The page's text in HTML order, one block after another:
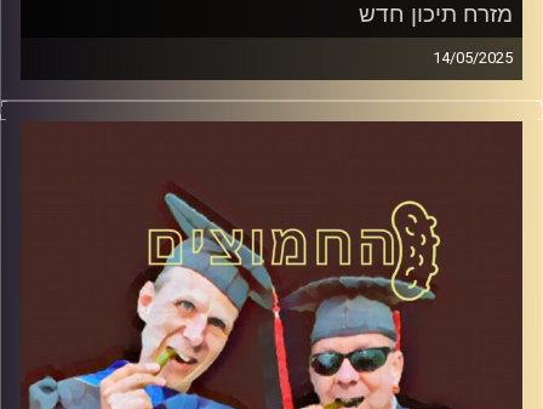
מזרח תיכון חדש
14/05/2025
המערכת הפוליטית על ספת הפסיכולוג, עם פרופסור בועז בן-
דוד ופרופסור גלעד הירשברגר
קרדיט תמונות:AudioVersity